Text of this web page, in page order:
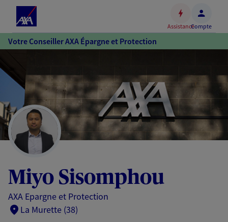
Accéder
au
Accéder
au
pied
de
page
AssistanceCompte
Votre Conseiller AXA Épargne et Protection
Miyo Sisomphou
AXA Epargne et Protection
La Murette (38)